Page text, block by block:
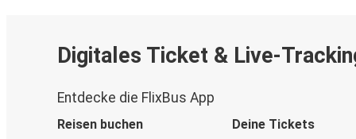
Digitales Ticket & Live-
Entdecke die FlixBus App
Reisen buchen
Deine Tickets